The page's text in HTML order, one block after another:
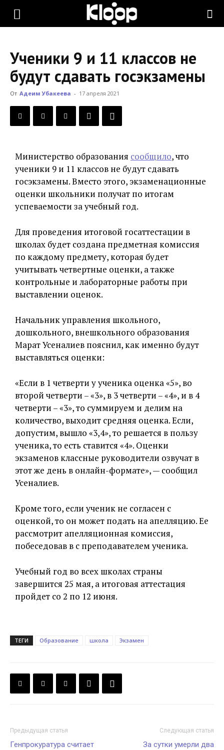
KLOOP.KG
Новости
Ученики 9 и 11 классов не
будут сдавать госэкзамены
От Адеим Убакеева - 17 апреля 2021
Министерство образования сообщило, что
ученики 9 и 11 классов не будут сдавать
госэкзамены. Вместо этого, экзаменационные
оценки школьники получат по итогам
успеваемости за учебный год.
Для проведения итоговой госаттестации в
школах будет создана предметная комиссия
по каждому предмету, которая будет
учитывать четвертные оценки, а также
контрольные и лабораторные работы при
выставлении оценок.
Начальник управления школьного,
дошкольного, внешкольного образования
Марат Усеналиев пояснил, как именно будут
выставляться оценки:
«Если в 1 четверти у ученика оценка «5», во
второй четверти – «3», в 3 четверти – «4», и в 4
четверти – «3», то суммируем и делим на
количество, выходит средняя оценка. Если,
допустим, вышло «3,4», то решается в пользу
ученика, то есть ставится «4». Оценки
экзаменов классные руководители озвучат в
этот же день в онлайн-формате», — сообщил
Усеналиев.
Кроме того, если ученик не согласен с
оценкой, то он может подать на апелляцию. Ее
рассмотрит апелляционная комиссия,
побеседовав в с преподавателем ученика.
Учебный год во всех школах страны
завершится 25 мая, а итоговая аттестация
пройдет со 2 по 12 июня.
ТЕГИ Образование школа Экзамен
Предыдущая статья
Генпрокуратура считает
Следующая статья
За сутки умерли два